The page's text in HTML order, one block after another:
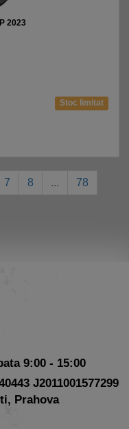
2023
Stoc limitat
7 8 ... 78
9:00 - 15:00
J2011001577299
Prahova